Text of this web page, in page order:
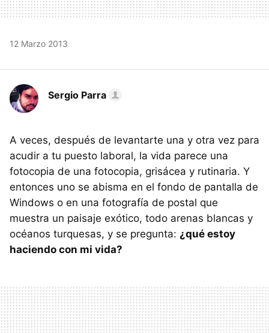
12 Marzo 2013
Sergio Parra
A veces, después de levantarte una y otra vez para
acudir a tu puesto laboral, la vida parece una
fotocopia de una fotocopia, grisácea y rutinaria. Y
entonces uno se abisma en el fondo de pantalla de
Windows o en una fotografía de postal que
muestra un paisaje exótico, todo arenas blancas y
océanos turquesas, y se pregunta: ¿qué estoy
haciendo con mi vida?